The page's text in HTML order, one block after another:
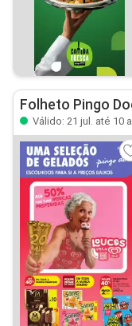
Folheto Pingo
Válido: 21 jul. até 10